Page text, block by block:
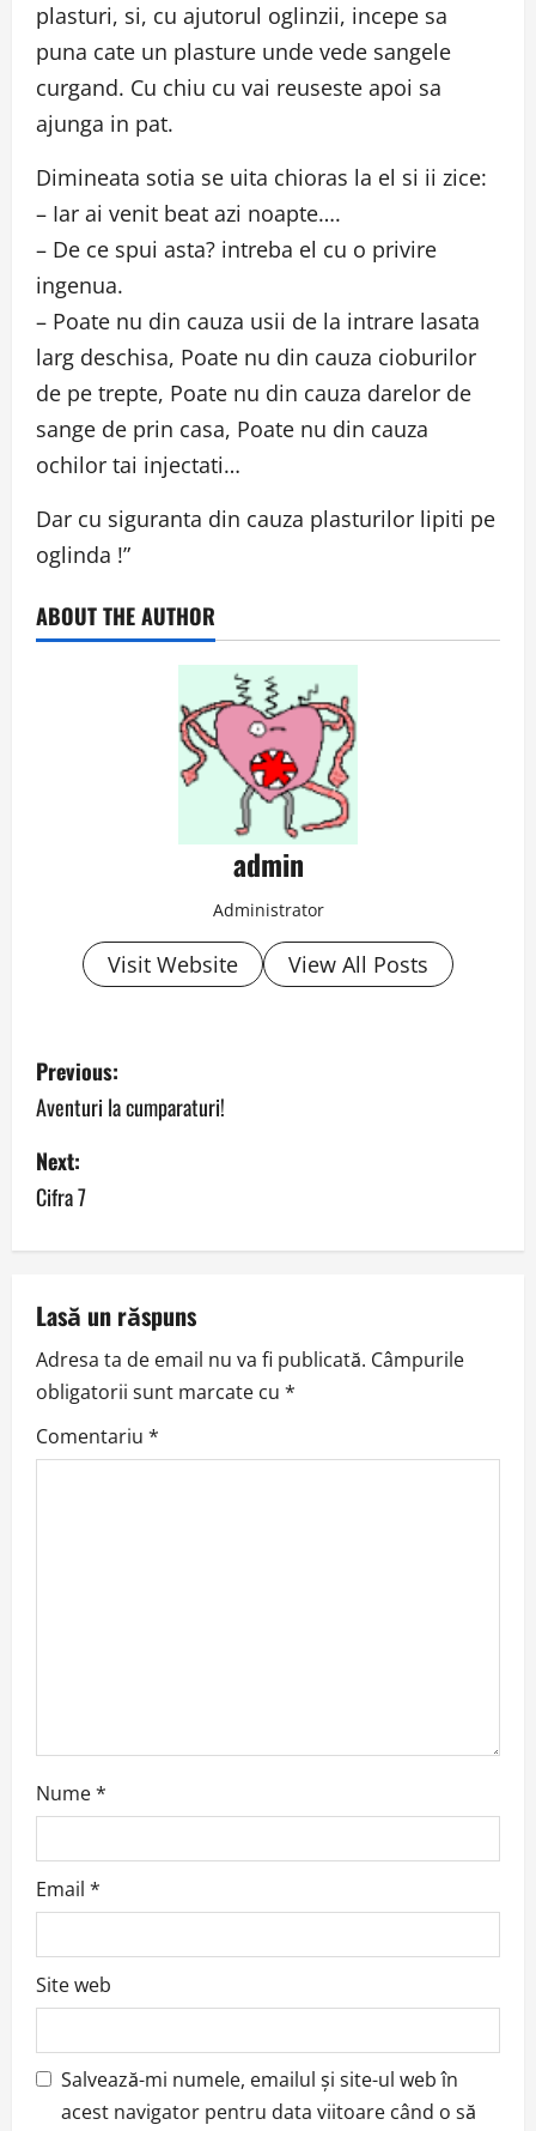
plasturi, si, cu ajutorul oglinzii, incepe sa
puna cate un plasture unde vede sangele
curgand. Cu chiu cu vai reuseste apoi sa
ajunga in pat.
Dimineata sotia se uita chioras la el si ii zice:
– Iar ai venit beat azi noapte….
– De ce spui asta? intreba el cu o privire
ingenua.
– Poate nu din cauza usii de la intrare lasata
larg deschisa, Poate nu din cauza cioburilor
de pe trepte, Poate nu din cauza darelor de
sange de prin casa, Poate nu din cauza
ochilor tai injectati…
Dar cu siguranta din cauza plasturilor lipiti pe
oglinda !”
ABOUT THE AUTHOR
admin
Administrator
Visit Website View All Posts
P
o
s
t
n
a
v
i
g
Previous:
Aventuri la cumparaturi!
Next:
Cifra 7
Lasă un răspuns
Adresa ta de email nu va fi publicată. Câmpurile
obligatorii sunt marcate cu *
Comentariu *
Nume*
Email *
Site web
Salvează-mi numele, emailul și site-ul web în
acest navigator pentru data viitoare când o să